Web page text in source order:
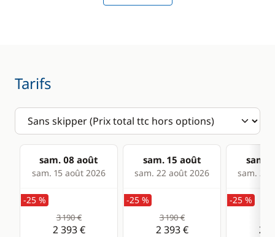
Eau chaude
Tarifs
sam. 08 août
sam. 15 août 2026
sam. 15 août
sam. 22 août 2026
sam.
sam. 29
-25 %
3 190 €
2 393 €
-25 %
3 190 €
2 393 €
-25 %
2